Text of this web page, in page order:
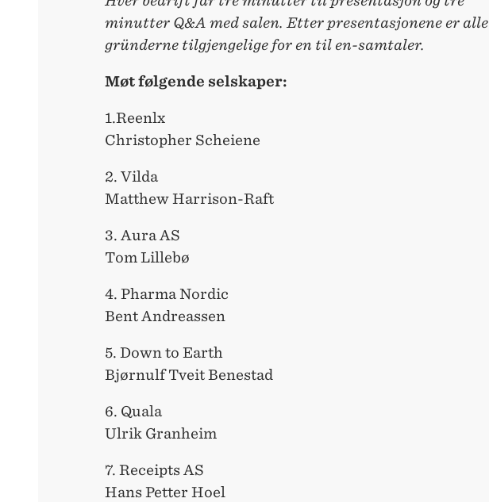
minutter Q&A med salen. Etter presentasjonene er alle
gründerne tilgjengelige for en til en-samtaler.
Møt følgende selskaper:
1.Reenlx
Christopher Scheiene
2. Vilda
Matthew Harrison-Raft
3. Aura AS
Tom Lillebø
4. Pharma Nordic
Bent Andreassen
5. Down to Earth
Bjørnulf Tveit Benestad
6. Quala
Ulrik Granheim
7. Receipts AS
Hans Petter Hoel